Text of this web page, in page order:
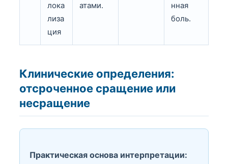
лока
лиза
ция
атами.
нная
боль.
Клинические определения:
отсроченное сращение или
несращение
Практическая основа интерпретации: